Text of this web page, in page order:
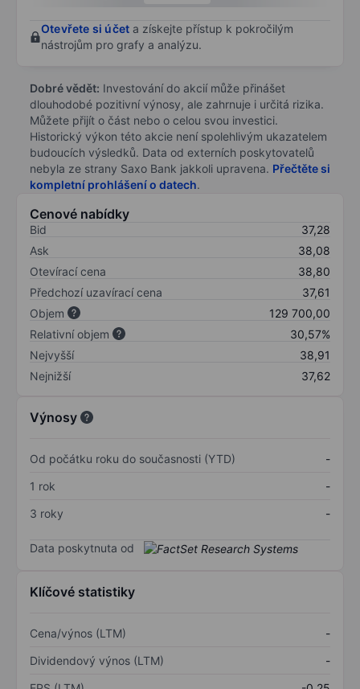
Otevřete si účet a získejte přístup k pokročilým
nástrojům pro grafy a analýzu.
Dobré vědět: Investování do akcií může přinášet
dlouhodobé pozitivní výnosy, ale zahrnuje i určitá rizika.
Můžete přijít o část nebo o celou svou investici.
Historický výkon této akcie není spolehlivým ukazatelem
budoucích výsledků. Data od externích poskytovatelů
nebyla ze strany Saxo Bank jakkoli upravena. Přečtěte si
kompletní prohlášení o datech.
Cenové nabídky
Bid
37,28
Ask
38,08
Otevírací cena
38,80
Předchozí uzavírací cena
37,61
Objem
129 700,00
Relativní objem
30,57%
Nejvyšší
38,91
Nejnižší
37,62
Výnosy
Od počátku roku do současnosti (YTD)
-
1 rok
-
3 roky
-
Data poskytnuta od
Klíčové statistiky
Cena/výnos (LTM)
-
Dividendový výnos (LTM)
-